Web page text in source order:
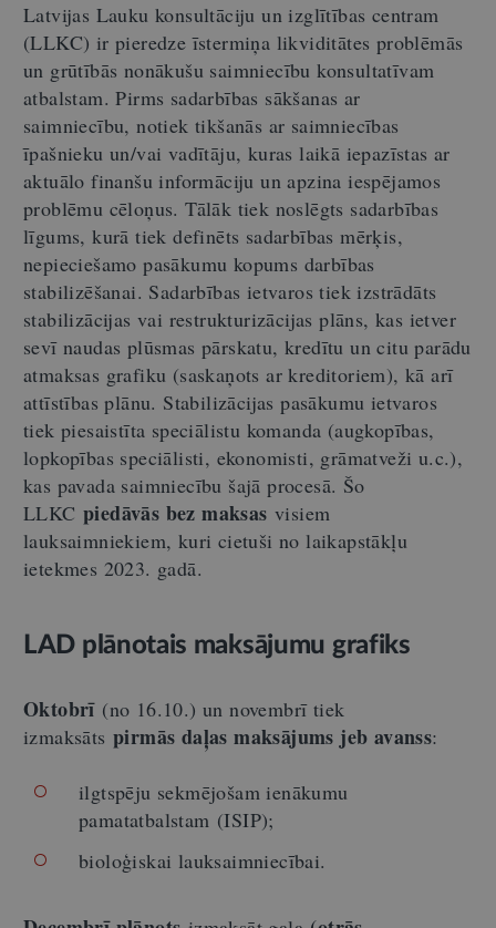
Latvijas Lauku konsultāciju un izglītības centram
(LLKC) ir pieredze īstermiņa likviditātes problēmās
un grūtībās nonākušu saimniecību konsultatīvam
atbalstam. Pirms sadarbības sākšanas ar
saimniecību, notiek tikšanās ar saimniecības
īpašnieku un/vai vadītāju, kuras laikā iepazīstas ar
aktuālo finanšu informāciju un apzina iespējamos
problēmu cēloņus. Tālāk tiek noslēgts sadarbības
līgums, kurā tiek definēts sadarbības mērķis,
nepieciešamo pasākumu kopums darbības
stabilizēšanai. Sadarbības ietvaros tiek izstrādāts
stabilizācijas vai restrukturizācijas plāns, kas ietver
sevī naudas plūsmas pārskatu, kredītu un citu parādu
atmaksas grafiku (saskaņots ar kreditoriem), kā arī
attīstības plānu. Stabilizācijas pasākumu ietvaros
tiek piesaistīta speciālistu komanda (augkopības,
lopkopības speciālisti, ekonomisti, grāmatveži u.c.),
kas pavada saimniecību šajā procesā. Šo
LLKC piedāvās bez maksas visiem
lauksaimniekiem, kuri cietuši no laikapstākļu
ietekmes 2023. gadā.
LAD plānotais maksājumu grafiks
Oktobrī (no 16.10.) un novembrī tiek
izmaksātspirmās daļas maksājums jeb avanss:
ilgtspēju sekmējošam ienākumu
pamatatbalstam (ISIP);
bioloģiskai lauksaimniecībai.